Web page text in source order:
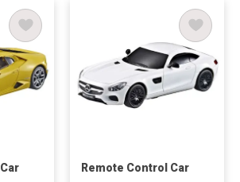
Remote Control Car